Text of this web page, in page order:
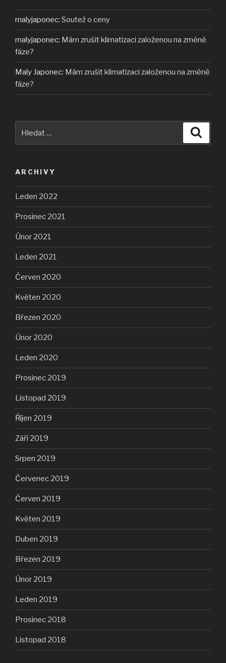
malyjaponec: Soutež o ceny
malyjaponec: Mám zrušit klimatizaci založenou na změně
fáze?
Maly Japonec: Mám zrušit klimatizaci založenou na změně
fáze?
ARCHIVY
Leden 2022
Prosinec 2021
Únor 2021
Leden 2021
Červen 2020
Květen 2020
Březen 2020
Únor 2020
Leden 2020
Prosinec 2019
Listopad 2019
Říjen 2019
Září 2019
Srpen 2019
Červenec 2019
Červen 2019
Květen 2019
Duben 2019
Březen 2019
Únor 2019
Leden 2019
Prosinec 2018
Listopad 2018